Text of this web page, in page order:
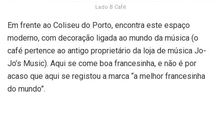
Lado B Café
Em frente ao Coliseu do Porto, encontra este espaço
moderno, com decoração ligada ao mundo da música (o
café pertence ao antigo proprietário da loja de música Jo-
Jo’s Music). Aqui se come boa francesinha, e não é por
acaso que aqui se registou a marca “a melhor francesinha
do mundo”.